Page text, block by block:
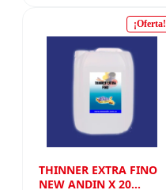
¡Oferta!
THINNER EXTRA FINO
NEW ANDIN X 20